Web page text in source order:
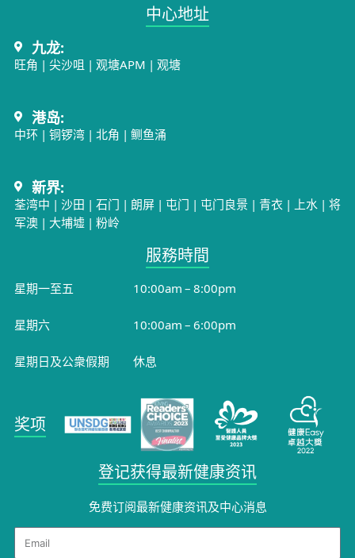
中心地址​
九龙:
旺角 | 尖沙咀 | 观塘APM | 观塘
港岛:
中环| 铜锣湾| 北角 | 鲗鱼涌
新界:
荃湾中 | 沙田 | 石门 | 朗屏| 屯门 | 屯门良景 | 青衣 | 上水 | 将
军澳| 大埔墟 | 粉岭
服務時間​
星期一至五 10:00am – 8:00pm
星期六 10:00am – 6:00pm
星期日及公衆假期 休息
登记获得最新健康资讯
免费订阅最新健康资讯及中心消息​
Email
奖项